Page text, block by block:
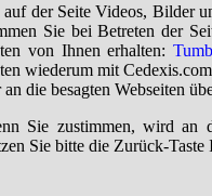
auf der Seite Videos, Bilder
Sie bei Betreten der
von Ihnen erhalten:
wiederum mit
an die besagten Webseiten
Sie zustimmen, wird an
Sie bitte die Zurück-Taste